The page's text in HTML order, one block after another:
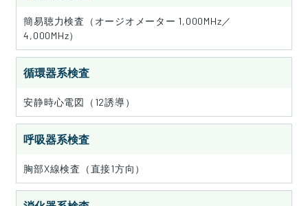
簡易聴力検査（オージオメーター 1,000MHz／
4,000MHz）
循環器系検査
安静時心電図（12誘導）
呼吸器系検査
胸部X線検査（直接1方向）